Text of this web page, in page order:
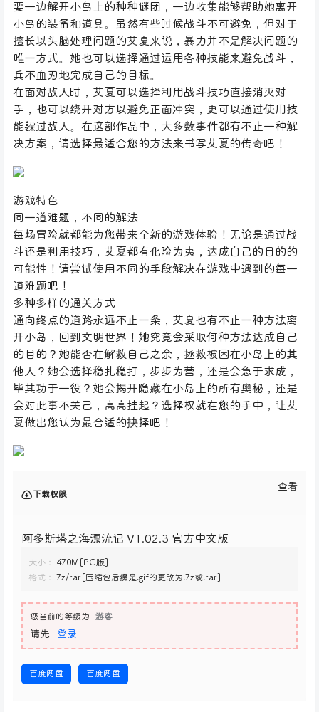
要一边解开小岛上的种种谜团，一边收集能够帮助她离开
小岛的装备和道具。虽然有些时候战斗不可避免，但对于
擅长以头脑处理问题的艾夏来说，暴力并不是解决问题的
唯一方式。她也可以选择通过运用各种技能来避免战斗，
兵不血刃地完成自己的目标。
在面对敌人时，艾夏可以选择利用战斗技巧直接消灭对
手，也可以绕开对方以避免正面冲突，更可以通过使用技
能躲过敌人。在这部作品中，大多数事件都有不止一种解
决方案，请选择最适合您的方法来书写艾夏的传奇吧！
游戏特色
同一道难题，不同的解法
每场冒险就都能为您带来全新的游戏体验！无论是通过战
斗还是利用技巧，艾夏都有化险为夷，达成自己的目的的
可能性！请尝试使用不同的手段解决在游戏中遇到的每一
道难题吧！
多种多样的通关方式
通向终点的道路永远不止一条，艾夏也有不止一种方法离
开小岛，回到文明世界！她究竟会采取何种方法达成自己
的目的？她能否在解救自己之余，拯救被困在小岛上的其
他人？她会选择稳扎稳打，步步为营，还是会急于求成，
毕其功于一役？她会揭开隐藏在小岛上的所有奥秘，还是
会对此事不关己，高高挂起？选择权就在您的手中，让艾
夏做出您认为最合适的抉择吧！
下载权限
查看
阿多斯塔之海漂流记 V1.02.3 官方中文版
大小：
470M[PC版]
格式：
7z/rar[压缩包后缀是.gif的更改为.7z或.rar]
您当前的等级为 游客
请先 登录
百度网盘 百度网盘